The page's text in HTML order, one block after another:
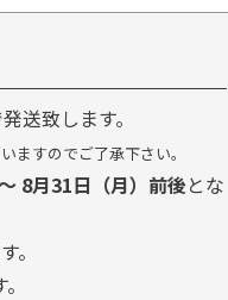
送致します。
すのでご了承下さい。
8月31日（月）前後とな
。